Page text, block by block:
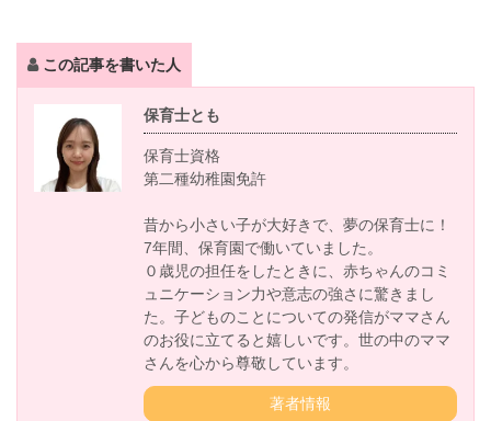
この記事を書いた人
保育士とも
保育士資格
第二種幼稚園免許
昔から小さい子が大好きで、夢の保育士に！
7年間、保育園で働いていました。
０歳児の担任をしたときに、赤ちゃんのコミ
ュニケーション力や意志の強さに驚きまし
た。子どものことについての発信がママさん
のお役に立てると嬉しいです。世の中のママ
さんを心から尊敬しています。
著者情報